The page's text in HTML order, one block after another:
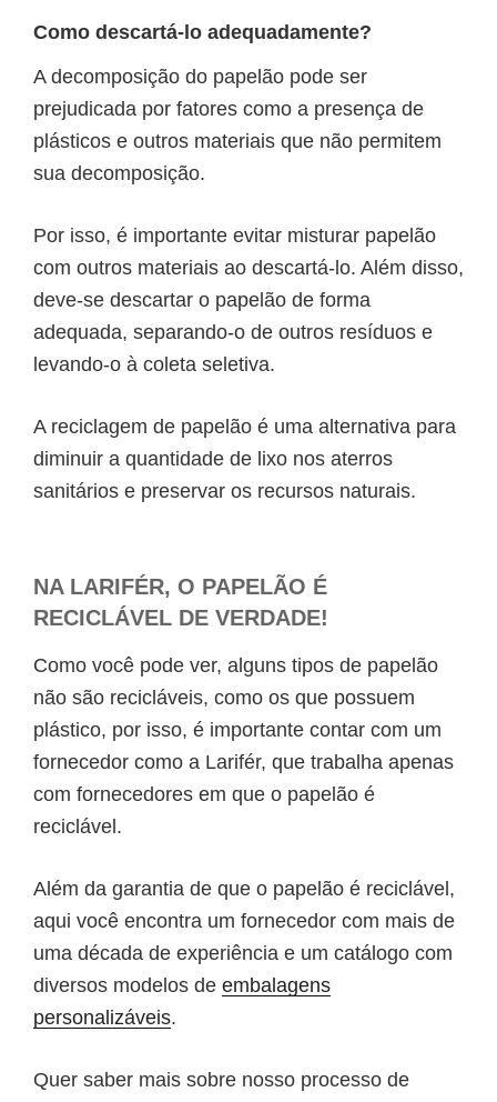
Como descartá-lo adequadamente?
A decomposição do papelão pode ser
prejudicada por fatores como a presença de
plásticos e outros materiais que não permitem
sua decomposição.
Por isso, é importante evitar misturar papelão
com outros materiais ao descartá-lo. Além disso,
deve-se descartar o papelão de forma
adequada, separando-o de outros resíduos e
levando-o à coleta seletiva.
A reciclagem de papelão é uma alternativa para
diminuir a quantidade de lixo nos aterros
sanitários e preservar os recursos naturais.
NA LARIFÉR, O PAPELÃO É
RECICLÁVEL DE VERDADE!
Como você pode ver, alguns tipos de papelão
não são recicláveis, como os que possuem
plástico, por isso, é importante contar com um
fornecedor como a Larifér, que trabalha apenas
com fornecedores em que o papelão é
reciclável.
Além da garantia de que o papelão é reciclável ,
aqui você encontra um fornecedor com mais de
uma década de experiência e um catálogo com
diversos modelos de embalagens
personalizáveis.
Quer saber mais sobre nosso processo de